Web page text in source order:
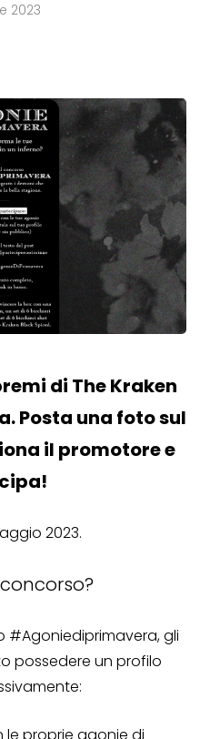
2023
di The Kraken
Posta una foto sul
il promotore e
2023.
#Agoniediprimavera, gli
possedere un profilo